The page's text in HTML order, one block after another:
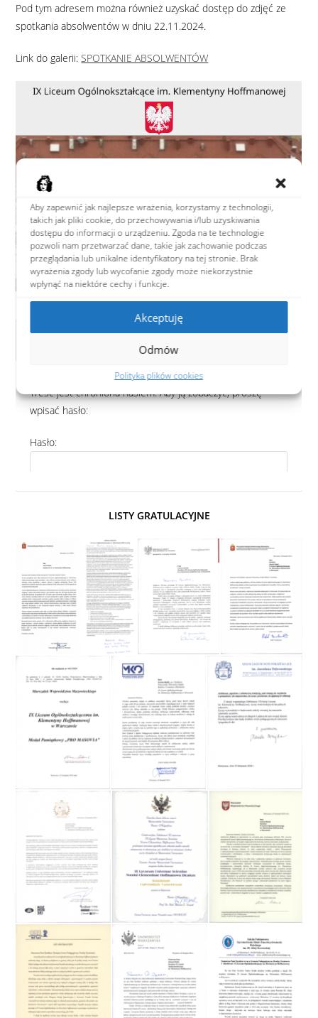
Pod tym adresem można również uzyskać dostęp do zdjęć ze
spotkania absolwentów w dniu 22.11.2024.
Link do galerii:SPOTKANIE ABSOLWENTÓW
LISTY GRATULACYJNE